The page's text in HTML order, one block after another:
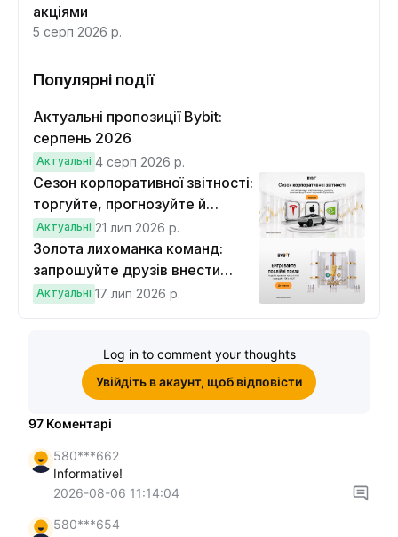
акціями
5 серп 2026 р.
Популярні події
Актуальні пропозиції Bybit:
серпень 2026
Актуальні 4 серп 2026 р.
Сезон корпоративної звітності:
торгуйте, прогнозуйте й
вигравайте Cybertruck
Актуальні 21 лип 2026 р.
Золота лихоманка команд:
запрошуйте друзів внести
депозит на $100 і торгувати на
Актуальні 17 лип 2026 р.
Log in to comment your thoughts
Увійдіть в акаунт, щоб відповісти
97 Коментарі
580***662
Informative!
2026-08-06 11:14:04
580***654